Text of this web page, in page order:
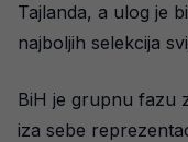
Tajlanda, a ulog je
najboljih selekcija
BiH je grupnu fazu
iza sebe